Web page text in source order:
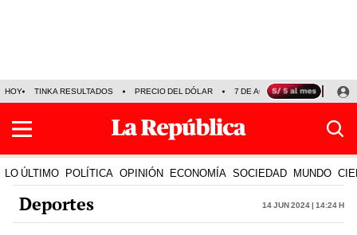
HOY TINKA RESULTADOS PRECIO DEL DÓLAR 7 DE AGOSTO OLLANTA
LO ÚLTIMO POLÍTICA OPINIÓN ECONOMÍA SOCIEDAD MUNDO
Deportes 14 Jun 2024 | 14:24 h